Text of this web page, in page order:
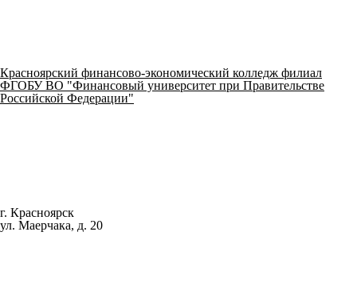
Красноярский финансово-экономический колледж филиал
ФГОБУ ВО "Финансовый университет при Правительстве
Российской Федерации"
г. Красноярск
ул. Маерчака, д. 20